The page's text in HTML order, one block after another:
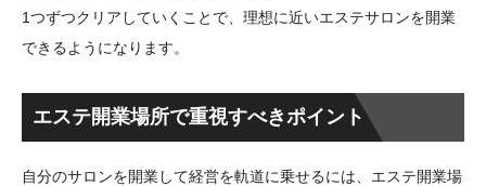
1つずつクリアしていくことで、理想に近いエステサロンを開業
できるようになります。
エステ開業場所で重視すべきポイント
自分のサロンを開業して経営を軌道に乗せるには、エステ開業場